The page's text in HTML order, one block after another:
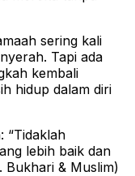
sering kali
Tapi ada
kembali
hidup dalam diri
“Tidaklah
lebih baik dan
Bukhari & Muslim)